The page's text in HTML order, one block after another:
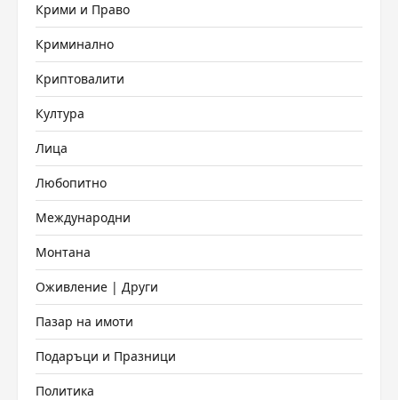
Крими и Право
Криминално
Криптовалити
Култура
Лица
Любопитно
Международни
Монтана
Оживление | Други
Пазар на имоти
Подаръци и Празници
Политика